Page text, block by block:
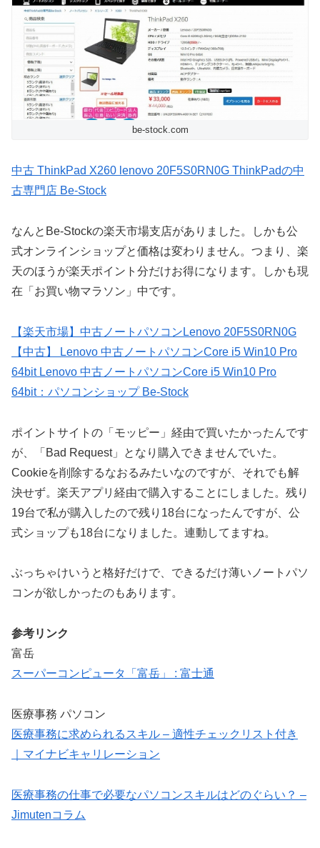
be-stock.com
中古 ThinkPad X260 lenovo 20F5S0RN0G ThinkPadの中
古専門店 Be-Stock
なんとBe-Stockの楽天市場支店がありました。しかも公
式オンラインショップと価格は変わりません。つまり、楽
天のほうが楽天ポイント分だけお得になります。しかも現
在「お買い物マラソン」中です。
【楽天市場】中古ノートパソコンLenovo 20F5S0RN0G
【中古】 Lenovo 中古ノートパソコンCore i5 Win10 Pro
64bit Lenovo 中古ノートパソコンCore i5 Win10 Pro
64bit：パソコンショップ Be-Stock
ポイントサイトの「モッピー」経由で買いたかったんです
が、「Bad Request」となり購入できませんでいた。
Cookieを削除するなおるみたいなのですが、それでも解
決せず。楽天アプリ経由で購入することにしました。残り
19台で私が購入したので残り18台になったんですが、公
式ショップも18台になりました。連動してますね。
ぶっちゃけいうと格好だけで、できるだけ薄いノートパソ
コンが欲しかったのもあります。
参考リンク
富岳
スーパーコンピュータ「富岳」 : 富士通
医療事務 パソコン
医療事務に求められるスキル – 適性チェックリスト付き
｜マイナビキャリレーション
医療事務の仕事で必要なパソコンスキルはどのぐらい？ –
Jimutenコラム